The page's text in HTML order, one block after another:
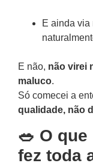
E ainda
E não, não virei
maluco.
Só comecei a
qualidade, não
🥗 O
fez toda